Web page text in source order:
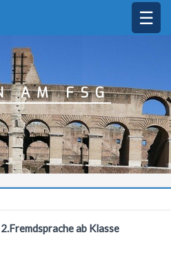
☰
AM FSG
2.Fremdsprache ab Klasse